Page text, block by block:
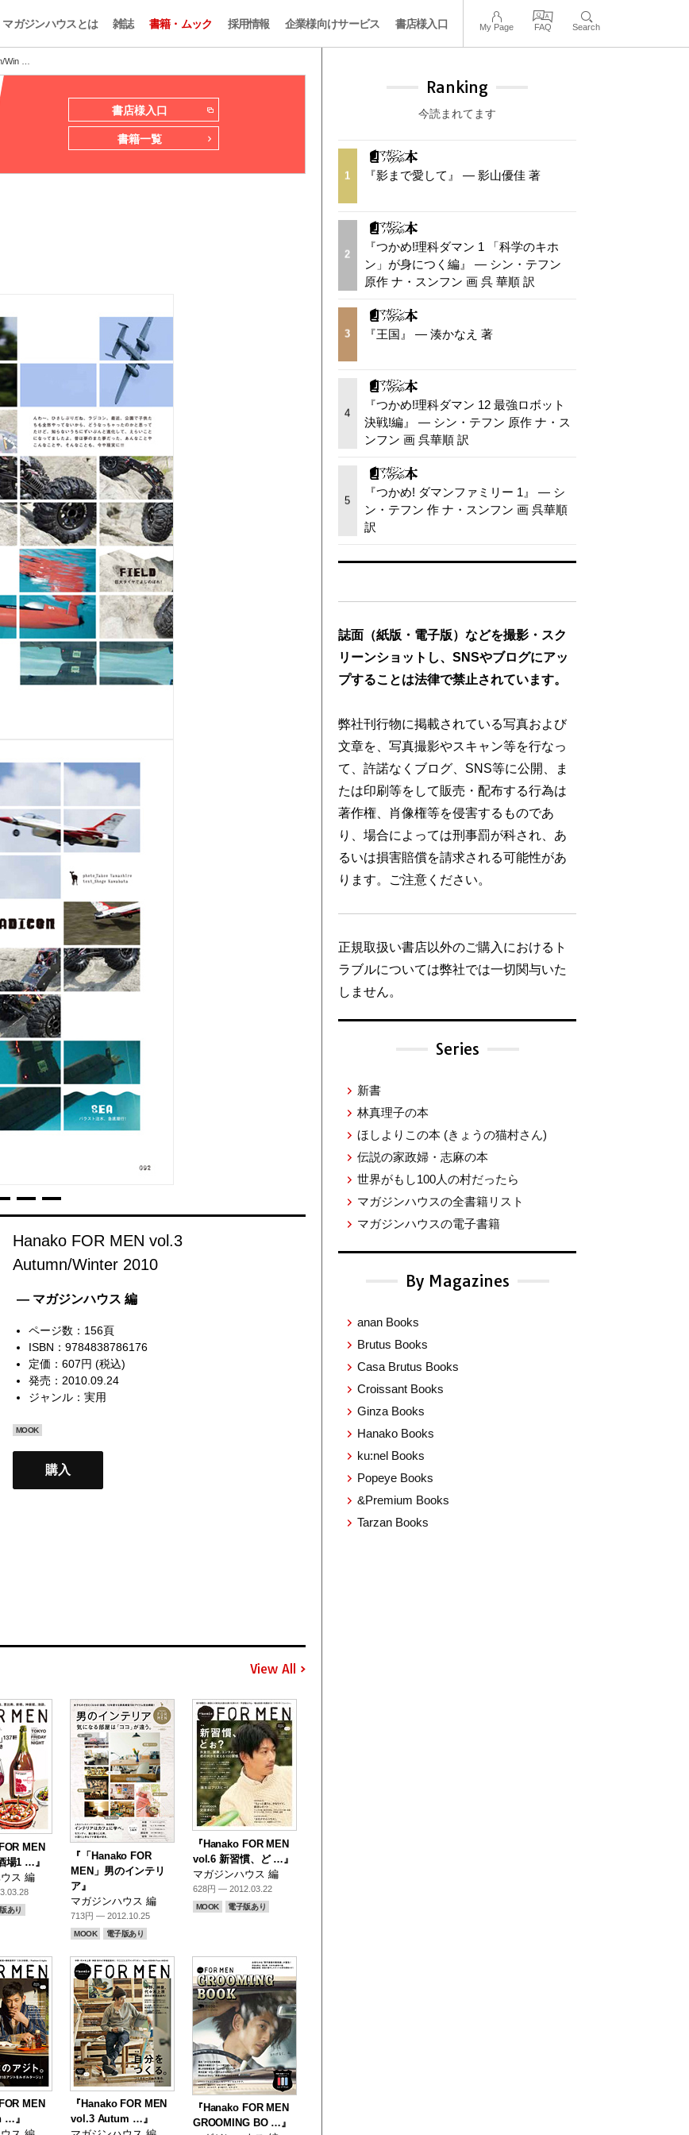
マガジンハウスとは 雑誌 書籍・ムック 採用情報 企業様向けサービス 書店様入口 My Page FAQ Search
Win …
書店様入口
書籍一覧
Hanako FOR MEN vol.3
Autumn/Winter 2010
— マガジンハウス 編
ページ数：156頁
ISBN：9784838786176
定価：607円 (税込)
発売：2010.09.24
ジャンル： 実用
MOOK
購入
View All
MEN
場1 …』
ス 編
あり
『「Hanako FOR
MEN」男のインテリ
ア』
マガジンハウス 編
713円 — 2012.10.25
MOOK 電子版あり
『Hanako FOR MEN
vol.6 新習慣、ど …』
マガジンハウス 編
628円 — 2012.03.22
MOOK 電子版あり
MEN
…』
『Hanako FOR MEN
vol.3 Autum …』
『Hanako FOR MEN
GROOMING BO …』
Ranking
今読まれてます
1 『影まで愛して』 — 影山優佳 著
2
『つかめ!理科ダマン 1 「科学のキホ
ン」が身につく編』 — シン・テフン
原作 ナ・スンフン 画 呉 華順 訳
3 『王国』 — 湊かなえ 著
4
『つかめ!理科ダマン 12 最強ロボット
決戦!編』 — シン・テフン 原作 ナ・ス
ンフン 画 呉華順 訳
5
『つかめ! ダマンファミリー 1』 — シ
ン・テフン 作 ナ・スンフン 画 呉華順
訳
誌面（紙版・電子版）などを撮影・スク
リーンショットし、SNSやブログにアッ
プすることは法律で禁止されています。
弊社刊行物に掲載されている写真および
文章を、写真撮影やスキャン等を行なっ
て、許諾なくブログ、SNS等に公開、ま
たは印刷等をして販売・配布する行為は
著作権、肖像権等を侵害するものであ
り、場合によっては刑事罰が科され、あ
るいは損害賠償を請求される可能性があ
ります。ご注意ください。
正規取扱い書店以外のご購入におけるト
ラブルについては弊社では一切関与いた
しません。
Series
新書
林真理子の本
ほしよりこの本 (きょうの猫村さん)
伝説の家政婦・志麻の本
世界がもし100人の村だったら
マガジンハウスの全書籍リスト
マガジンハウスの電子書籍
By Magazines
anan Books
Brutus Books
Casa Brutus Books
Croissant Books
Ginza Books
Hanako Books
ku:nel Books
Popeye Books
&Premium Books
Tarzan Books